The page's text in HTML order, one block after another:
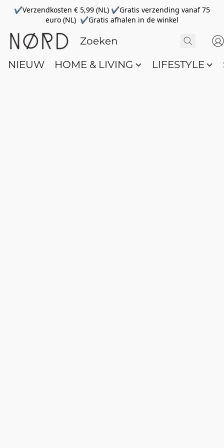
✔Verzendkosten € 5,99 (NL) ✔Gratis verzending vanaf 75
euro (NL) ✔Gratis afhalen in de winkel
NIEUW HOME & LIVING LIFESTYLE